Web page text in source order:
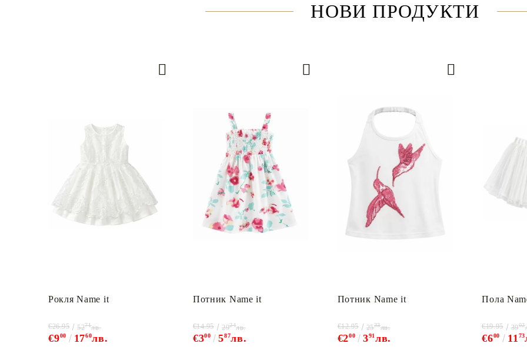
НОВИ ПРОДУКТИ
Рокля Name it
€900 1760лв.
€26.95 5271лв.
Потник Name it
€300 587лв.
€14.95 2924лв.
Потник Name it
€200 391лв.
€12.95 2533лв.
Пола
€600 11 73
€19.95 3902